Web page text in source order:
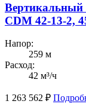
Вертикальный
CDM 42-13-2,
Напор:
259 м
Расход:
42 м³/ч
1 263 562 ₽